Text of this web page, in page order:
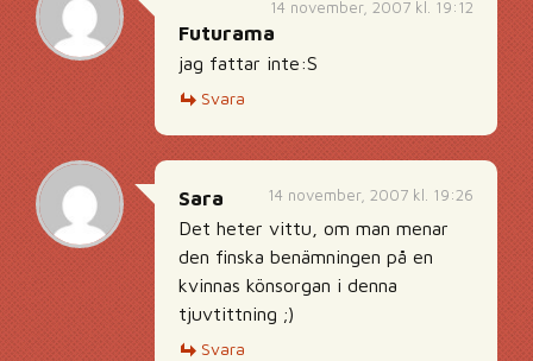
14 november, 2007 kl. 19:12
Futurama
jag fattar inte:S
Svara
14 november, 2007 kl. 19:26
Sara
Det heter vittu, om man menar
den finska benämningen på en
kvinnas könsorgan i denna
tjuvtittning ;)
Svara